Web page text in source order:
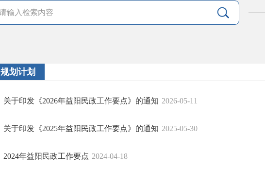
规划计划
关于印发《2026年益阳民政工作要点》的通知 2026-05-11
关于印发《2025年益阳民政工作要点》的通知 2025-05-30
2024年益阳民政工作要点 2024-04-18